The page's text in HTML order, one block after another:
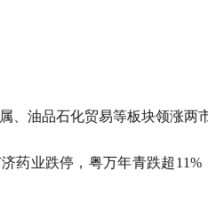
、油品石化贸易等板块领涨
药业跌停，粤万年青跌超